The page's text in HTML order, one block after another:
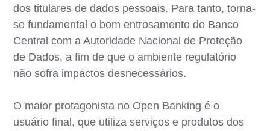
dos titulares de dados pessoais. Para tanto, torna-
se fundamental o bom entrosamento do Banco
Central com a Autoridade Nacional de Proteção
de Dados, a fim de que o ambiente regulatório
não sofra impactos desnecessários.
O maior protagonista no Open Banking é o
usuário final, que utiliza serviços e produtos dos